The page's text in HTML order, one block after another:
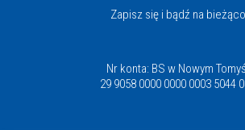
Zapisz się i bądź na
Nr konta: BS w Nowym
29 9058 0000 0000 0003 5044